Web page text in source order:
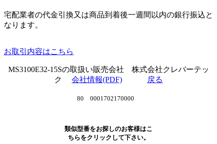
宅配業者の代金引換又は商品到着後一週間以内の銀行振込と
なります。
お取引内容はこちら
MS3100E32-15Sの取扱い販売会社 株式会社クレバーテッ
ク 会社情報(PDF) 戻る
80 0001702170000
類似型番をお探しのお客様はこ
ちらをクリックして下さい。